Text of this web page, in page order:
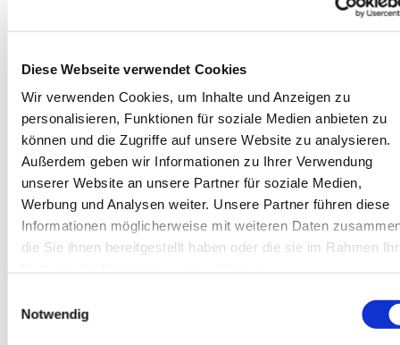
Diese Webseite verwendet Cookies
Wir verwenden Cookies, um Inhalte und Anzeigen zu
personalisieren, Funktionen für soziale Medien anbieten zu
können und die Zugriffe auf unsere Website zu analysieren.
Außerdem geben wir Informationen zu Ihrer Verwendung
unserer Website an unsere Partner für soziale Medien,
Werbung und Analysen weiter. Unsere Partner führen diese
Informationen möglicherweise mit weiteren Daten
die Sie ihnen bereitgestellt haben oder die sie im Rahmen
Notwendig
Johanneskirche:
Die Pfarrstelle ist derzeit
vakant.
Bitte kontaktieren Sie
Pfarrer Jaeger.
Sanddornweg 3, 36251 Bad
Hersfeld
Tel: 06621 - 15600
Homepage der Ev. Stadt-